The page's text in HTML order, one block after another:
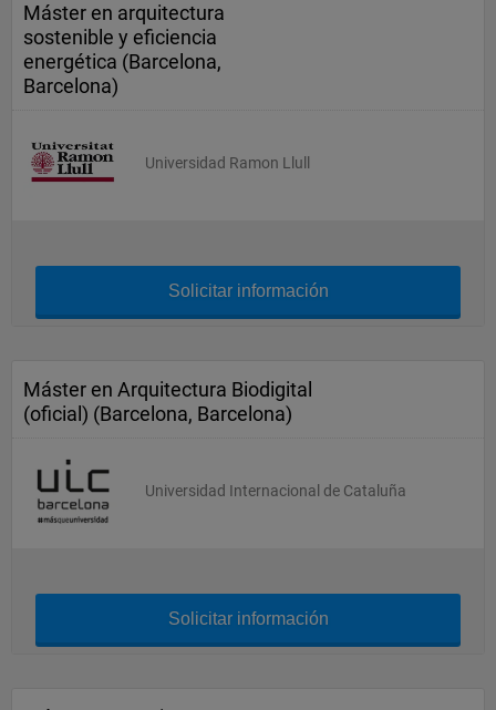
Máster en arquitectura
sostenible y eficiencia
energética (Barcelona,
Barcelona)
Universidad Ramon Llull
Solicitar información
Máster en Arquitectura Biodigital
(oficial) (Barcelona, Barcelona)
Universidad Internacional de Cataluña
Solicitar información